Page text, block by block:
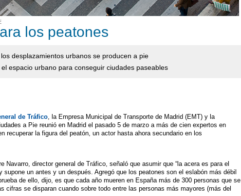
los peatones
desplazamientos urbanos se producen a pie
espacio urbano para conseguir ciudades paseables
de Tráfico , la Empresa Municipal de Transporte de Madrid (EMT) y la
a Pie reunió en Madrid el pasado 5 de marzo a más de cien expertos en
recuperar la figura del peatón, un actor hasta ahora secundario en los
Navarro, director general de Tráfico, señaló que asumir que “la acera es para el
supone un antes y un después. Agregó que los peatones son el eslabón más débil
de ello, dijo, es que cada año mueren en España más de 300 personas que se
cifras se disparan cuando sobre todo entre las personas más mayores (más del